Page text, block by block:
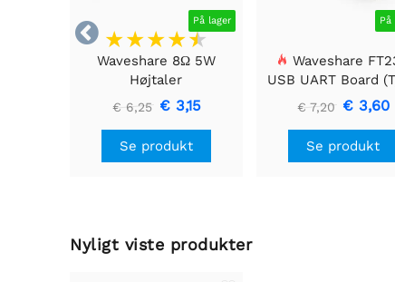
 På lager
Waveshare 8Ω 5W
Højtaler
€ 6,25 € 3,15
Se produkt
På
Waveshare
USB UART Board
A), USB til TTL
€ 7,20 € 3,60
Se produkt
Nyligt viste produkter